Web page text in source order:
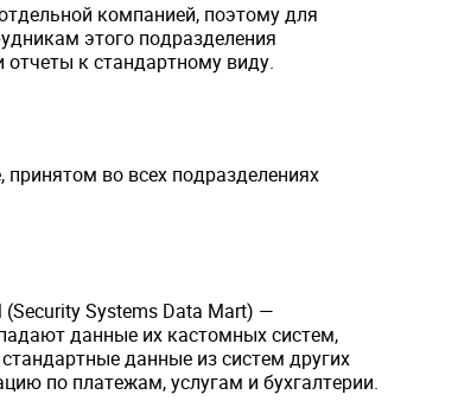
компанией, поэтому для
этого подразделения
отчеты к стандартному виду.
во всех подразделениях
Systems Data Mart) —
данные их кастомных систем,
данные из систем других
по платежам, услугам и бухгалтерии.